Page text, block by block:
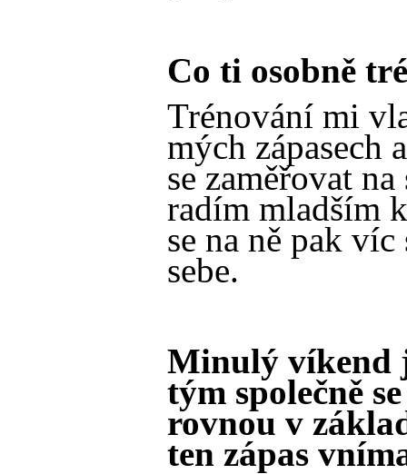
Co ti osobně
Trénování mi
mých zápasech
se zaměřovat
radím mladším
se na ně pak
sebe.
Minulý víkend
tým společně
rovnou v
ten zápas